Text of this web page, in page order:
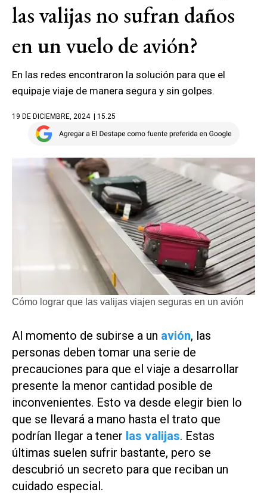
las valijas no sufran daños
en un vuelo de avión?
En las redes encontraron la solución para que el
equipaje viaje de manera segura y sin golpes.
19 DE DICIEMBRE, 2024 | 15.25
Cómo lograr que las valijas viajen seguras en un avión
Al momento de subirse a un avión, las
personas deben tomar una serie de
precauciones para que el viaje a desarrollar
presente la menor cantidad posible de
inconvenientes. Esto va desde elegir bien lo
que se llevará a mano hasta el trato que
podrían llegar a tener las valijas. Estas
últimas suelen sufrir bastante, pero se
descubrió un secreto para que reciban un
cuidado especial.